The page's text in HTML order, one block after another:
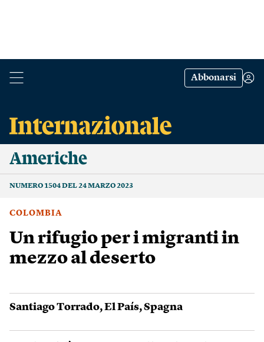
Abbonarsi
Americhe
NUMERO 1504 DEL 24 MARZO 2023
COLOMBIA
Un rifugio per i migranti in
mezzo al deserto
Santiago Torrado,El País,Spagna